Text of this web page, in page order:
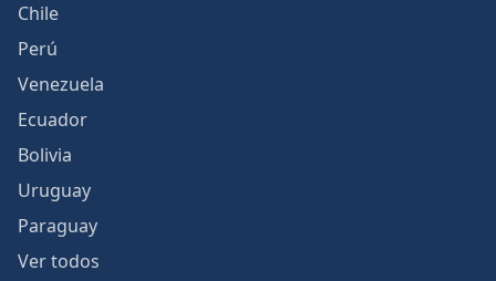
Chile
Perú
Venezuela
Ecuador
Bolivia
Uruguay
Paraguay
Ver todos